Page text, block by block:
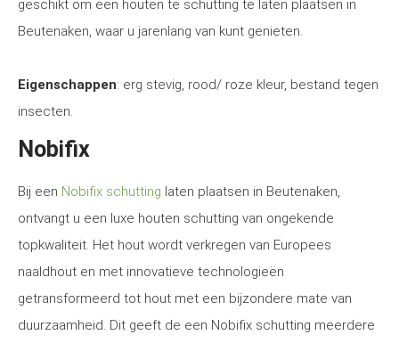
geschikt om een houten te schutting te laten plaatsen in
Beutenaken, waar u jarenlang van kunt genieten.
Eigenschappen: erg stevig, rood/ roze kleur, bestand tegen
insecten.
Nobifix
Bij een Nobifix schutting laten plaatsen in Beutenaken,
ontvangt u een luxe houten schutting van ongekende
topkwaliteit. Het hout wordt verkregen van Europees
naaldhout en met innovatieve technologieën
getransformeerd tot hout met een bijzondere mate van
duurzaamheid. Dit geeft de een Nobifix schutting meerdere